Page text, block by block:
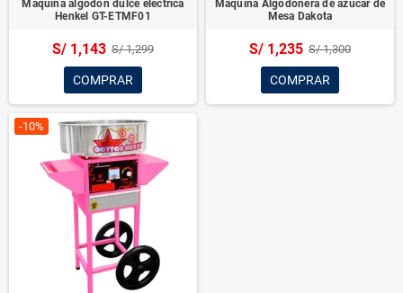
Maquina algodón dulce eléctrica
Henkel GT-ETMF01
S/ 1,143 S/ 1,299
COMPRAR
Máquina Algodonera de azucar de
Mesa Dakota
S/ 1,235 S/ 1,300
COMPRAR
-10%